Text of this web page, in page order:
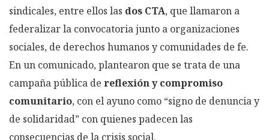
sindicales, entre ellos las dos CTA, que llamaron a
federalizar la convocatoria junto a organizaciones
sociales, de derechos humanos y comunidades de fe.
En un comunicado, plantearon que se trata de una
campaña pública de reflexión y compromiso
comunitario, con el ayuno como “signo de denuncia y
de solidaridad” con quienes padecen las
consecuencias de la crisis social.